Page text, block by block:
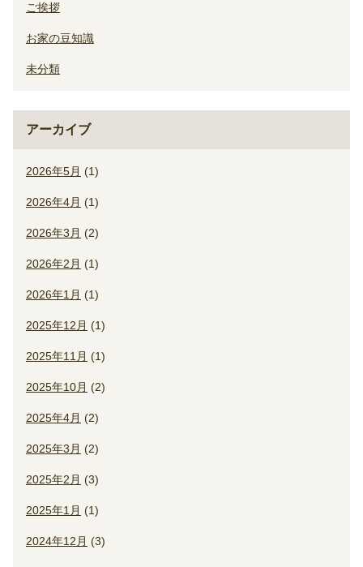
ご挨拶
お家の豆知識
未分類
アーカイブ
2026年5月 (1)
2026年4月 (1)
2026年3月 (2)
2026年2月 (1)
2026年1月 (1)
2025年12月 (1)
2025年11月 (1)
2025年10月 (2)
2025年4月 (2)
2025年3月 (2)
2025年2月 (3)
2025年1月 (1)
2024年12月 (3)